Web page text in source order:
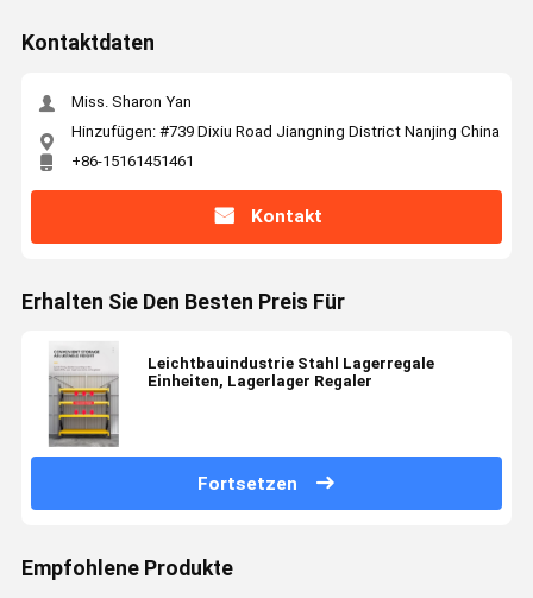
Kontaktdaten
Miss. Sharon Yan
Hinzufügen: #739 Dixiu Road Jiangning District Nanjing China
+86-15161451461
Kontakt
Erhalten Sie Den Besten Preis Für
Leichtbauindustrie Stahl Lagerregale
Einheiten, Lagerlager Regaler
Fortsetzen
Empfohlene Produkte